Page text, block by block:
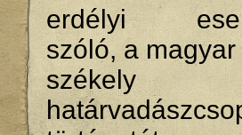
erdélyi
szóló, a
székely